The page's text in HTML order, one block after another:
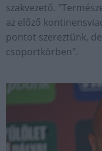
szakvezető.
az előző
pontot szereztünk,
csoportkörben".